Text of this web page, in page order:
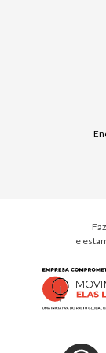
Cuidados
e